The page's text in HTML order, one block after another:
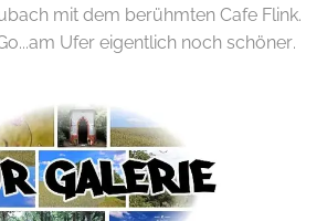
mit dem berühmten Cafe Flink.
Ufer eigentlich noch schöner.